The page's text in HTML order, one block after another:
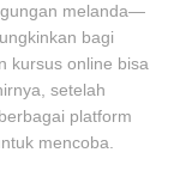
melanda—
bagi
kursus online bisa
setelah
platform
mencoba.